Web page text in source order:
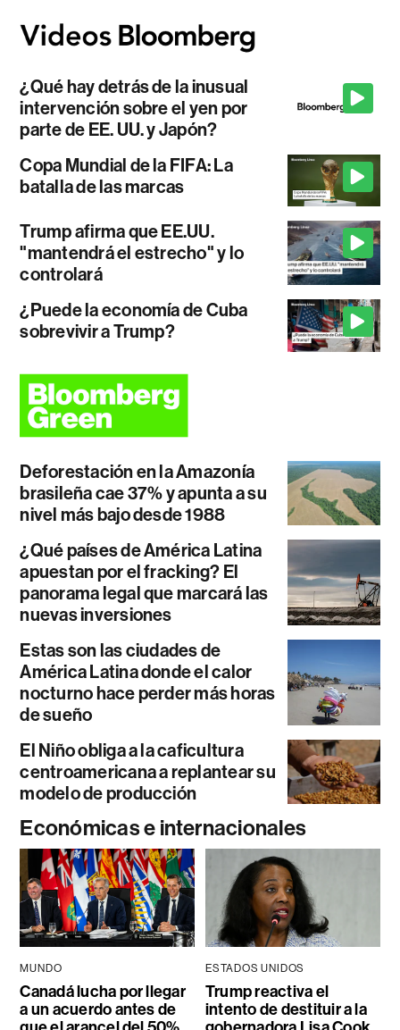
¿Qué hay detrás de la inusual
intervención sobre el yen por
parte de EE. UU. y Japón?
Copa Mundial de la FIFA: La
batalla de las marcas
Trump afirma que EE.UU.
"mantendrá el estrecho" y lo
controlará
¿Puede la economía de Cuba
sobrevivir a Trump?
Deforestación en la Amazonía
brasileña cae 37% y apunta a su
nivel más bajo desde 1988
¿Qué países de América Latina
apuestan por el fracking? El
panorama legal que marcará las
nuevas inversiones
Estas son las ciudades de
América Latina donde el calor
nocturno hace perder más horas
de sueño
El Niño obliga a la caficultura
centroamericana a replantear su
modelo de producción
Económicas e internacionales
MUNDO
Canadá lucha por llegar
a un acuerdo antes de
ESTADOS UNIDOS
Trump reactiva el
intento de destituir a la